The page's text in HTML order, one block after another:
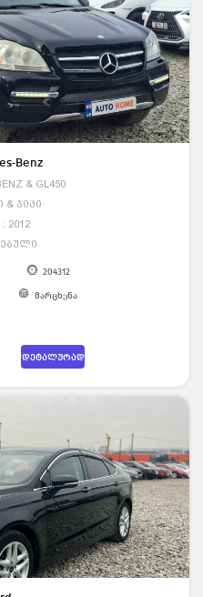
Benz
& GL450
ჯიპი
2012
204312
მარცხენა
დეტალურად